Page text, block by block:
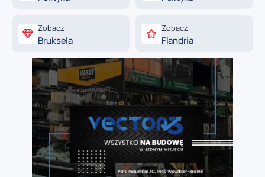
Zobacz
Bruksela
Zobacz
Flandria